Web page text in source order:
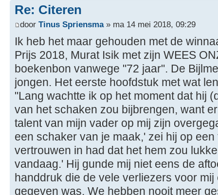
Re: Citeren
door Tinus Spriensma» ma 14 mei 2018, 09:29
Ik heb het maar gehouden met de
Prijs 2018, Murat Isik met zijn WEES
boekenbon vanwege "72 jaar". De
jongen. Het eerste hoofdstuk met wat
"Lang wachtte ik op het moment dat hij
van het schaken zou bijbrengen, want
talent van mijn vader op mij zijn
een schaker van je maak,' zei hij op
vertrouwen in had dat het hem zou
vandaag.' Hij gunde mij niet eens de
handdruk die de vele verliezers voor
gegeven was. We hebben nooit meer